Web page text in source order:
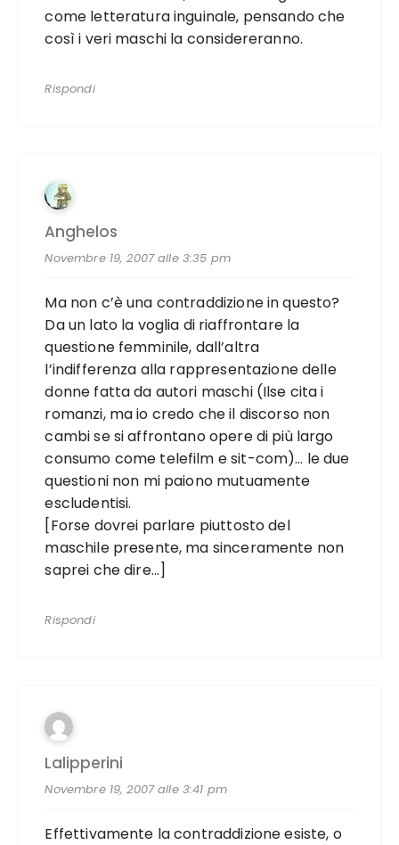
come letteratura inguinale, pensando che
così i veri maschi la considereranno.
Rispondi
Anghelos
Novembre 19, 2007 alle 3:35 pm
Ma non c’è una contraddizione in questo?
Da un lato la voglia di riaffrontare la
questione femminile, dall’altra
l’indifferenza alla rappresentazione delle
donne fatta da autori maschi (Ilse cita i
romanzi, ma io credo che il discorso non
cambi se si affrontano opere di più largo
consumo come telefilm e sit-com)… le due
questioni non mi paiono mutuamente
escludentisi.
[Forse dovrei parlare piuttosto del
maschile presente, ma sinceramente non
saprei che dire…]
Rispondi
Lalipperini
Novembre 19, 2007 alle 3:41 pm
Effettivamente la contraddizione esiste, o